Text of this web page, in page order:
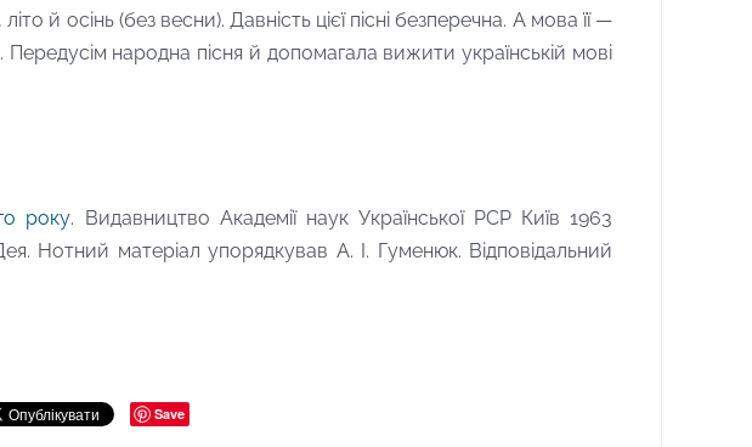
й осінь (без вес­ни). Давність цієї пісні безперечна. А мова її —
народна пісня й допомагала вижити українській мові
року. Видавництво Академії наук Української РСР Київ 1963
Нотний матеріал упорядкував А. І. Гуменюк. Відповідальний
Save